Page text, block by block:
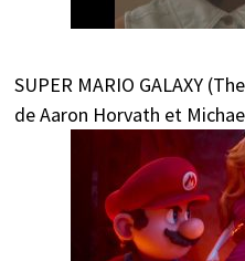
SUPER MARIO GALAXY
de Aaron Horvath et